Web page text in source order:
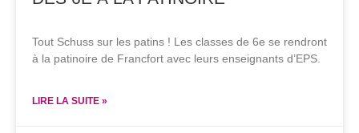
Tout Schuss sur les patins ! Les classes de 6e se rendront
à la patinoire de Francfort avec leurs enseignants d’EPS.
LIRE LA SUITE »